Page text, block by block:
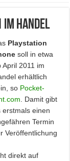
Handel
Playstation
soll in etwa
April 2011 im
erhältlich
so Pocket-
. Damit gibt
erstmals einen
Termin
Veröffentlichung
direkt auf